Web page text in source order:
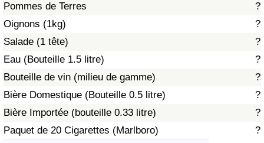
Pommes de Terres
?
Oignons (1kg)
?
Salade (1 tête)
?
Eau (Bouteille 1.5 litre)
?
Bouteille de vin (milieu de gamme)
?
Bière Domestique (Bouteille 0.5 litre)
?
Bière Importée (bouteille 0.33 litre)
?
Paquet de 20 Cigarettes (Marlboro)
?
Indice de Pollution par Pays
Trafic
Indice de Trafic
Indice de Trafic (Actuel)
Indice de Trafic par Pays